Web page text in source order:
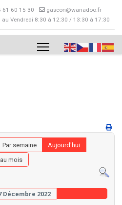
61 60 15 30
gascon@wanadoo.fr
au Vendredi 8:30 à 12:30 / 13:30 à 17:30
Par semaine
Aujourd'hui
mois
Décembre 2022